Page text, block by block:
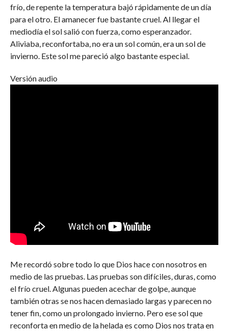
frío, de repente la temperatura bajó rápidamente de un día
para el otro. El amanecer fue bastante cruel. Al llegar el
mediodía el sol salió con fuerza, como esperanzador.
Aliviaba, reconfortaba, no era un sol común, era un sol de
invierno. Este sol me pareció algo bastante especial.
Versión audio
Me recordó sobre todo lo que Dios hace con nosotros en
medio de las pruebas. Las pruebas son difíciles, duras, como
el frío cruel. Algunas pueden acechar de golpe, aunque
también otras se nos hacen demasiado largas y parecen no
tener fin, como un prolongado invierno. Pero ese sol que
reconforta en medio de la helada es como Dios nos trata en